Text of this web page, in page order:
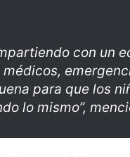
con un
para que los
lo mismo”,